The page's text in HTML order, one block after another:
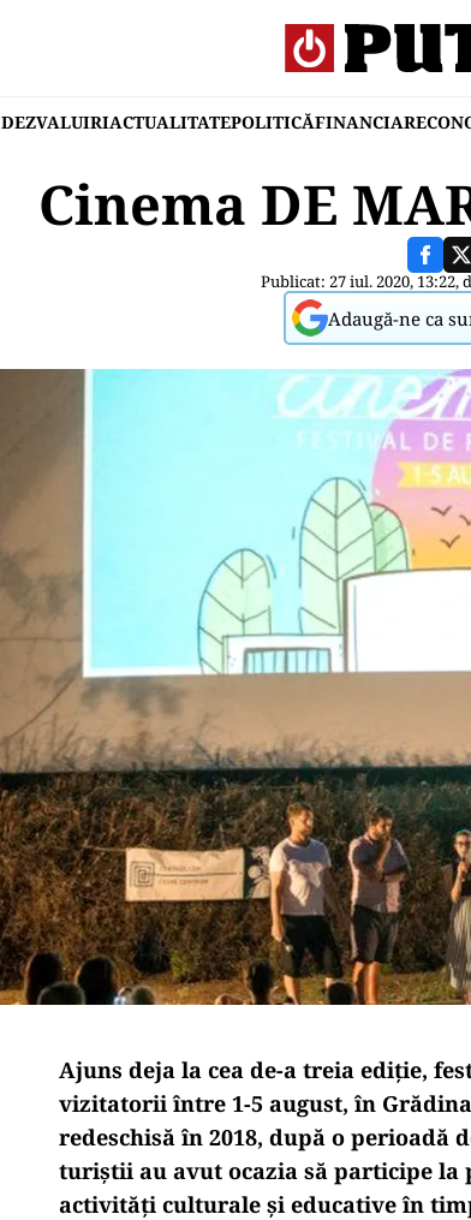
DEZVALUIRIACTUALITATEPOLITICĂFINANCIAR
Cinema DE
Publicat: 27 iul. 2020, 13:22,
Adaugă-ne ca
Ajuns deja la cea de-a treia ediție,
vizitatorii între 1-5 august, în
redeschisă în 2018, după o perioadă
turiștii au avut ocazia să participe la
activități culturale și educative în